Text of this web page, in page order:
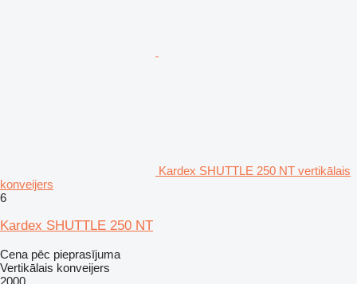
Kardex SHUTTLE 250 NT vertikālais
konveijers
6
Kardex SHUTTLE 250 NT
Cena pēc pieprasījuma
Vertikālais konveijers
2000